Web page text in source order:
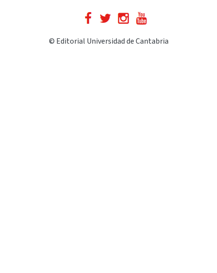
© Editorial Universidad de Cantabria